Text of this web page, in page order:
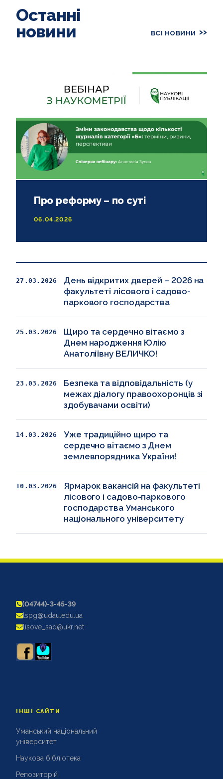
Останні
новини
ВСІ НОВИНИ
Про реформу – по суті
06.04.2026
27.03.2026
День відкритих дверей – 2026 на
факультеті лісового і садово-
паркового господарства
25.03.2026
Щиро та сердечно вітаємо з
Днем народження Юлію
Анатоліївну ВЕЛИЧКО!
23.03.2026
Безпека та відповідальність (у
межах діалогу правоохоронців зі
здобувачами освіти)
14.03.2026
Уже традиційно щиро та
сердечно вітаємо з Днем
землевпорядника України!
10.03.2026
Ярмарок вакансій на факультеті
лісового і садово-паркового
господарства Уманського
національного університету
(04744)-3-45-39
lspg@udau.edu.ua
lisove_sad@ukr.net
ІНШІ САЙТИ
Уманський національний
університет
Наукова бібліотека
Репозиторій